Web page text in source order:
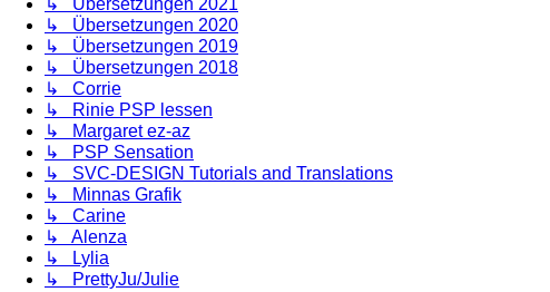
↳ Übersetzungen 2021
↳ Übersetzungen 2020
↳ Übersetzungen 2019
↳ Übersetzungen 2018
↳ Corrie
↳ Rinie PSP lessen
↳ Margaret ez-az
↳ PSP Sensation
↳ SVC-DESIGN Tutorials and Translations
↳ Minnas Grafik
↳ Carine
↳ Alenza
↳ Lylia
↳ PrettyJu/Julie